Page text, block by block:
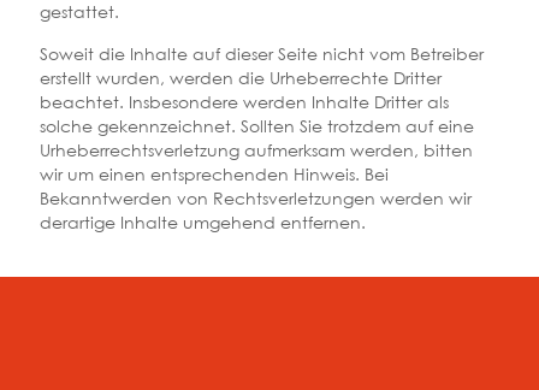
gestattet.
Soweit die Inhalte auf dieser Seite nicht vom Betreiber
erstellt wurden, werden die Urheberrechte Dritter
beachtet. Insbesondere werden Inhalte Dritter als
solche gekennzeichnet. Sollten Sie trotzdem auf eine
Urheberrechtsverletzung aufmerksam werden, bitten
wir um einen entsprechenden Hinweis. Bei
Bekanntwerden von Rechtsverletzungen werden wir
derartige Inhalte umgehend entfernen.